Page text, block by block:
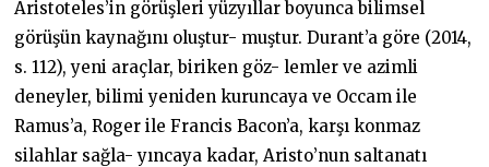
Aristoteles’in görüşleri yüzyıllar boyunca bilimsel
görüşün kaynağını oluştur- muştur. Durant’a göre (2014,
s. 112), yeni araçlar, biriken göz- lemler ve azimli
deneyler, bilimi yeniden kuruncaya ve Occam ile
Ramus’a, Roger ile Francis Bacon’a, karşı konmaz
silahlar sağla- yıncaya kadar, Aristo’nun saltanatı